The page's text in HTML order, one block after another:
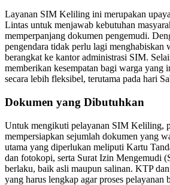
Layanan SIM Keliling ini merupakan
Lintas untuk menjawab kebutuhan
memperpanjang dokumen pengemudi.
pengendara tidak perlu lagi menghabiskan
berangkat ke kantor administrasi SIM.
memberikan kesempatan bagi warga yang
secara lebih fleksibel, terutama pada hari
Dokumen yang Dibutuhkan
Untuk mengikuti pelayanan SIM Keliling,
mempersiapkan sejumlah dokumen yang
utama yang diperlukan meliputi Kartu
dan fotokopi, serta Surat Izin Mengemudi
berlaku, baik asli maupun salinan. KTP
yang harus lengkap agar proses pelayanan